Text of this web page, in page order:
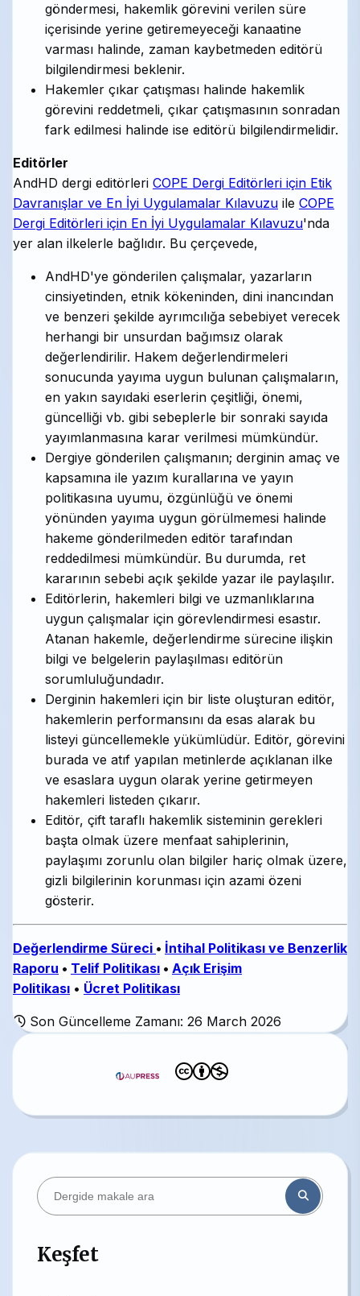
göndermesi, hakemlik görevini verilen süre
içerisinde yerine getiremeyeceği kanaatine
varması halinde, zaman kaybetmeden editörü
bilgilendirmesi beklenir.
Hakemler çıkar çatışması halinde hakemlik
görevini reddetmeli, çıkar çatışmasının sonradan
fark edilmesi halinde ise editörü bilgilendirmelidir.
Editörler
AndHD dergi editörleri COPE Dergi Editörleri için Etik
Davranışlar ve En İyi Uygulamalar Kılavuzu ile COPE
Dergi Editörleri için En İyi Uygulamalar Kılavuzu'nda
yer alan ilkelerle bağlıdır. Bu çerçevede,
AndHD'ye gönderilen çalışmalar, yazarların
cinsiyetinden, etnik kökeninden, dini inancından
ve benzeri şekilde ayrımcılığa sebebiyet verecek
herhangi bir unsurdan bağımsız olarak
değerlendirilir. Hakem değerlendirmeleri
sonucunda yayıma uygun bulunan çalışmaların,
en yakın sayıdaki eserlerin çeşitliği, önemi,
güncelliği vb. gibi sebeplerle bir sonraki sayıda
yayımlanmasına karar verilmesi mümkündür.
Dergiye gönderilen çalışmanın; derginin amaç ve
kapsamına ile yazım kurallarına ve yayın
politikasına uyumu, özgünlüğü ve önemi
yönünden yayıma uygun görülmemesi halinde
hakeme gönderilmeden editör tarafından
reddedilmesi mümkündür. Bu durumda, ret
kararının sebebi açık şekilde yazar ile paylaşılır.
Editörlerin, hakemleri bilgi ve uzmanlıklarına
uygun çalışmalar için görevlendirmesi esastır.
Atanan hakemle, değerlendirme sürecine ilişkin
bilgi ve belgelerin paylaşılması editörün
sorumluluğundadır.
Derginin hakemleri için bir liste oluşturan editör,
hakemlerin performansını da esas alarak bu
listeyi güncellemekle yükümlüdür. Editör, görevini
burada ve atıf yapılan metinlerde açıklanan ilke
ve esaslara uygun olarak yerine getirmeyen
hakemleri listeden çıkarır.
Editör, çift taraflı hakemlik sisteminin gerekleri
başta olmak üzere menfaat sahiplerinin,
paylaşımı zorunlu olan bilgiler hariç olmak üzere,
gizli bilgilerinin korunması için azami özeni
gösterir.
Değerlendirme Süreci • İntihal Politikası ve Benzerlik
Raporu • Telif Politikası • Açık Erişim
Politikası • Ücret Politikası
Son Güncelleme Zamanı: 26 March 2026
Keşfet